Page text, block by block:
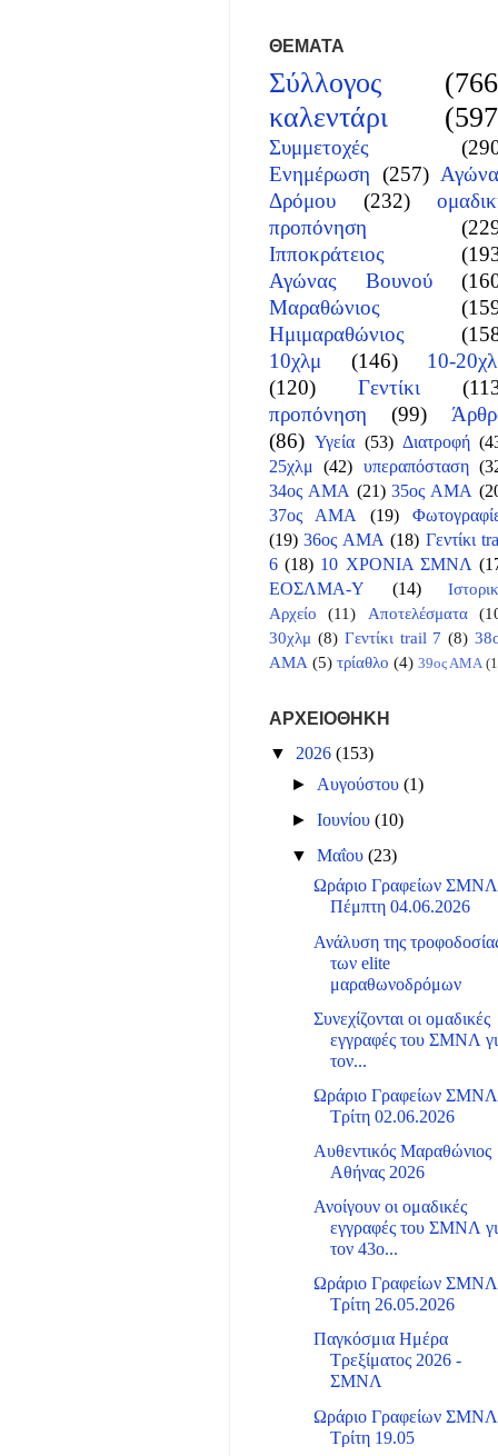
ΘΕΜΑΤΑ
Σύλλογος
καλεντάρι
Συμμετοχές
Ενημέρωση (257)
Δρόμου
(232)
προπόνηση
Ιπποκράτειος
Αγώνας Βουνού
Μαραθώνιος
Ημιμαραθώνιος
10χλμ
(146)
10-
(120)
Γεντίκι
προπόνηση
(99)
(86) Υγεία (53) Διατροφή
25χλμ (42) υπεραπόσταση
34ος ΑΜΑ (21) 35ος ΑΜΑ
37ος ΑΜΑ
(19)
(19) 36ος ΑΜΑ (18) Γεντίκι
6 (18) 10 ΧΡΟΝΙΑ ΣΜΝΛ
ΕΟΣΛΜΑ-Υ
(14)
Αρχείο
(11) Αποτελέσματα
30χλμ (8) Γεντίκι trail 7 (8)
ΑΜΑ (5) τρίαθλο (4) 39ος ΑΜΑ
ΑΡΧΕΙΟΘΗΚΗ
▼ 2026 (153)
► Αυγούστου(1)
►Ιουνίου(10)
▼Μαΐου(23)
Ωράριο Γραφείων ΣΜΝΛ
Πέμπτη 04.06.2026
Ανάλυση της
των elite
μαραθωνοδρόμων
Συνεχίζονται οι ομαδικές
εγγραφές του ΣΜΝΛ
τον...
Ωράριο Γραφείων ΣΜΝΛ
Τρίτη 02.06.2026
Αυθεντικός Μαραθώνιος
Αθήνας 2026
Ανοίγουν οι ομαδικές
εγγραφές του ΣΜΝΛ
τον 43ο...
Ωράριο Γραφείων ΣΜΝΛ
Τρίτη 26.05.2026
Παγκόσμια Ημέρα
Τρεξίματος 2026 -
ΣΜΝΛ
Ωράριο Γραφείων ΣΜΝΛ
Τρίτη 19.05